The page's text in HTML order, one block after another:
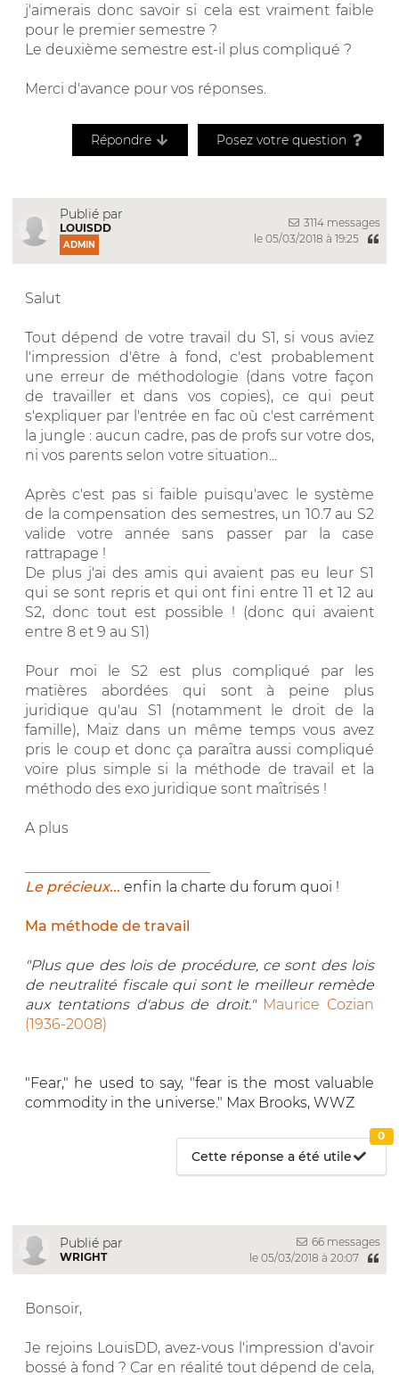
j'aimerais donc savoir si cela est vraiment faible
pour le premier semestre ?
Le deuxième semestre est-il plus compliqué ?
Merci d'avance pour vos réponses.
Répondre Posez votre question
Publié par
LOUISDD
ADMIN
3114 messages
le 05/03/2018 à 19:25
Salut
Tout dépend de votre travail du S1, si vous aviez
l'impression d'être à fond, c'est probablement
une erreur de méthodologie (dans votre façon
de travailler et dans vos copies), ce qui peut
s'expliquer par l'entrée en fac où c'est carrément
la jungle : aucun cadre, pas de profs sur votre dos,
ni vos parents selon votre situation...
Après c'est pas si faible puisqu'avec le système
de la compensation des semestres, un 10.7 au S2
valide votre année sans passer par la case
rattrapage !
De plus j'ai des amis qui avaient pas eu leur S1
qui se sont repris et qui ont fini entre 11 et 12 au
S2, donc tout est possible ! (donc qui avaient
entre 8 et 9 au S1)
Pour moi le S2 est plus compliqué par les
matières abordées qui sont à peine plus
juridique qu'au S1 (notamment le droit de la
famille), Maiz dans un même temps vous avez
pris le coup et donc ça paraîtra aussi compliqué
voire plus simple si la méthode de travail et la
méthodo des exo juridique sont maîtrisés !
A plus
Le précieux... enfin la charte du forum quoi !
Ma méthode de travail
"Plus que des lois de procédure, ce sont des lois
de neutralité fiscale qui sont le meilleur remède
aux tentations d'abus de droit." Maurice Cozian
(1936-2008)
"Fear," he used to say, "fear is the most valuable
commodity in the universe." Max Brooks, WWZ
Cette réponse a été utile
0
Publié par
WRIGHT
66 messages
le 05/03/2018 à 20:07
Bonsoir,
Je rejoins LouisDD, avez-vous l'impression d'avoir
bossé à fond ? Car en réalité tout dépend de cela,